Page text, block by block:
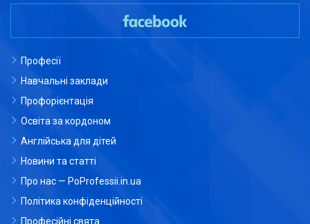
Професії
Навчальні заклади
Профорієнтація
Освіта за кордоном
Англійська для дітей
Новини та статті
Про нас — PoProfessii.in.ua
Політика конфіденційності
Професійні свята